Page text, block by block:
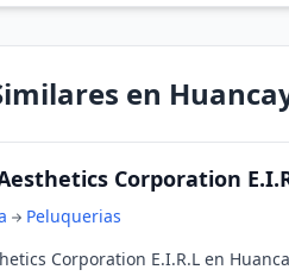
en
Corporation
Peluquerias
Corporation E.I.R.L en